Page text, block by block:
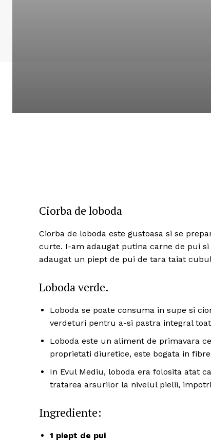
Ciorba de loboda
Ciorba de loboda este gustoasa si se
curte. I-am adaugat putina carne de pui
adaugat un piept de pui de tara taiat
Loboda verde.
Loboda se poate consuma in supe si
verdeturi pentru a-si pastra integral
Loboda este un aliment de primavara
proprietati diuretice, este bogata in
In Evul Mediu, loboda era folosita atat
tratarea arsurilor la nivelul pielii,
Ingrediente:
1 piept de pui